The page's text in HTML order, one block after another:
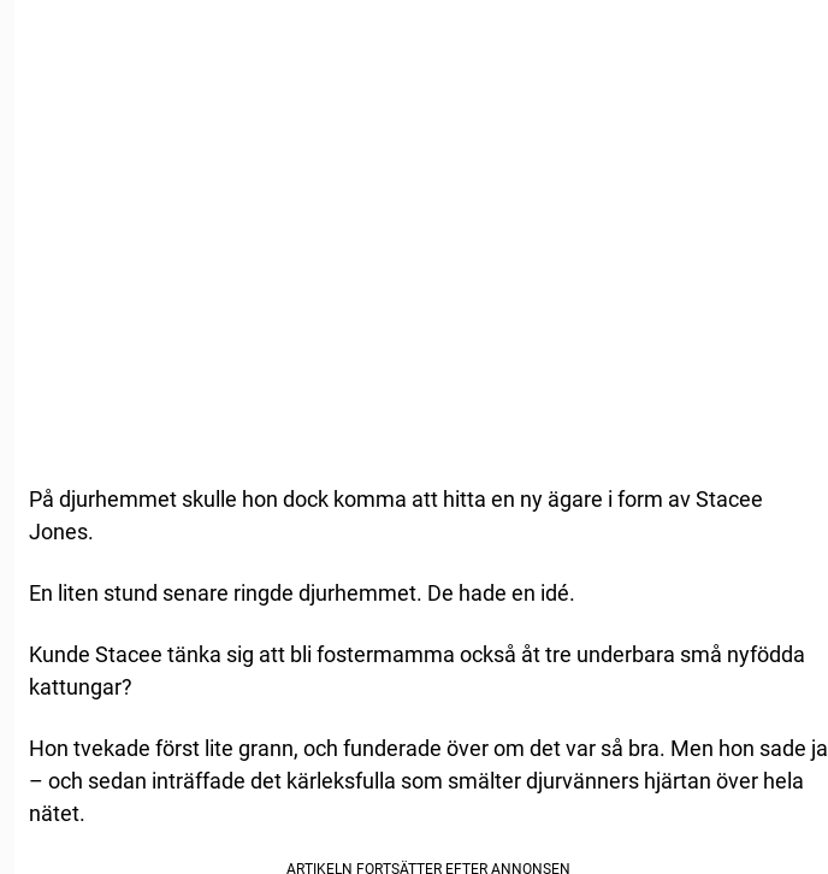
På djurhemmet skulle hon dock komma att hitta en ny ägare i form av Stacee
Jones.
En liten stund senare ringde djurhemmet. De hade en idé.
Kunde Stacee tänka sig att bli fostermamma också åt tre underbara små nyfödda
kattungar?
Hon tvekade först lite grann, och funderade över om det var så bra. Men hon sade ja
– och sedan inträffade det kärleksfulla som smälter djurvänners hjärtan över hela
nätet.